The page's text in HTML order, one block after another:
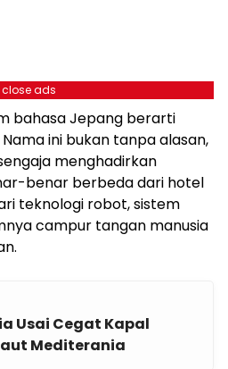
close ads
bahasa Jepang berarti
Nama ini bukan tanpa alasan,
menghadirkan
benar berbeda dari hotel
teknologi robot, sistem
campur tangan manusia
Usai Cegat Kapal
Mediterania